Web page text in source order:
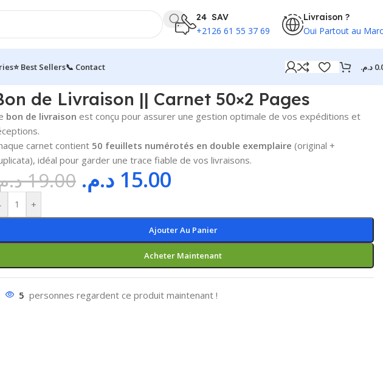
24 SAV
+2126 61 55 37 69
Livraison ?
Oui Partout au
⭐ Best Sellers📞 Contact د.م.
de Livraison || Carnet 50×2 Pages
bon de livraison est conçu pour assurer une gestion optimale de vos expéditions et
carnet contient 50 feuillets numérotés en double exemplaire (original +
idéal pour garder une trace fiable de vos livraisons.
19.00 15.00 د.م.
+
Ajouter Au Panier
Acheter Maintenant
5 personnes regardent ce produit maintenant !